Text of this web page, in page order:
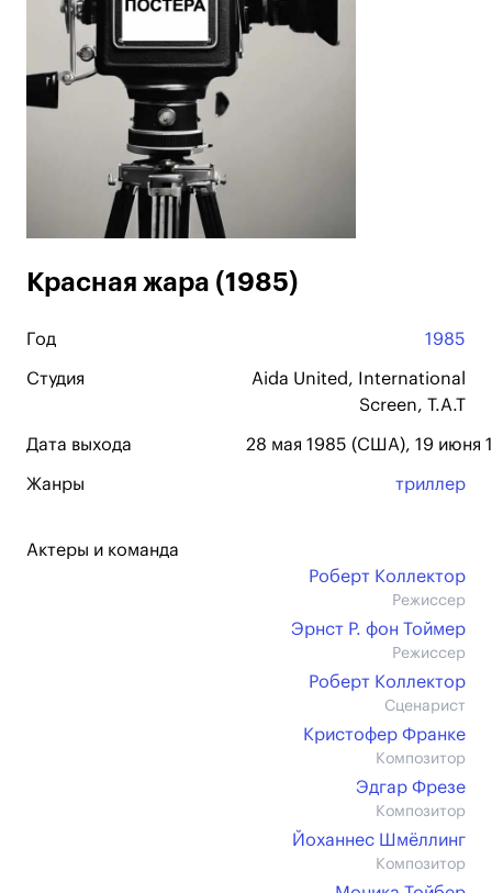
Красная жара (1985)
Год 1985
Студия
Aida United, International
Screen, T.A.T
Дата выхода 28 мая 1985 (США), 19 июня
Жанры триллер
Актеры и команда
Роберт Коллектор
Режиссер
Эрнст Р. фон Тоймер
Режиссер
Роберт Коллектор
Сценарист
Кристофер Франке
Композитор
Эдгар Фрезе
Композитор
Йоханнес Шмёллинг
Композитор